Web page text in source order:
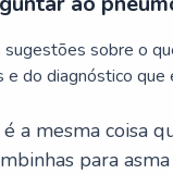
sugestões sobre o
e do diagnóstico que
a mesma coisa
para asma